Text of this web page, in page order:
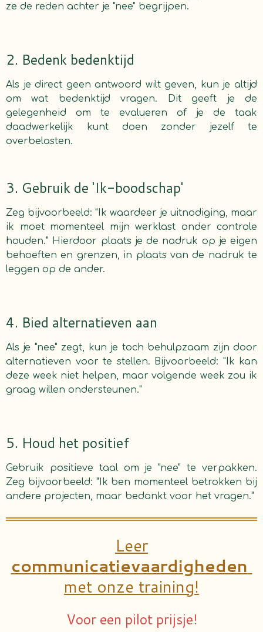
ze de reden achter je "nee" begrijpen.
2. Bedenk bedenktijd
Als je direct geen antwoord wilt geven, kun je altijd
om wat bedenktijd vragen. Dit geeft je de
gelegenheid om te evalueren of je de taak
daadwerkelijk kunt doen zonder jezelf te
overbelasten.
3. Gebruik de 'Ik-boodschap'
Zeg bijvoorbeeld: "Ik waardeer je uitnodiging, maar
ik moet momenteel mijn werklast onder controle
houden." Hierdoor plaats je de nadruk op je eigen
behoeften en grenzen, in plaats van de nadruk te
leggen op de ander.
4. Bied alternatieven aan
Als je "nee" zegt, kun je toch behulpzaam zijn door
alternatieven voor te stellen. Bijvoorbeeld: "Ik kan
deze week niet helpen, maar volgende week zou ik
graag willen ondersteunen."
5. Houd het positief
Gebruik positieve taal om je "nee" te verpakken.
Zeg bijvoorbeeld: "Ik ben momenteel betrokken bij
andere projecten, maar bedankt voor het vragen."
Leer
communicatievaardigheden
met onze training!
Voor een pilot prijsje!